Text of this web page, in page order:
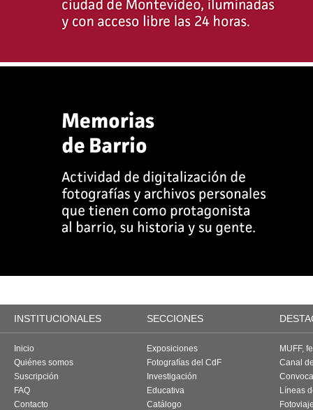
INSTITUCIONALES SECCIONES
Inicio
Quiénes somos
Suscripción
FAQ
Contacto
Exposiciones
Fotografías del CdF
Investigación
Educativa
Catálogo
MUFF,
Canal
Líneas